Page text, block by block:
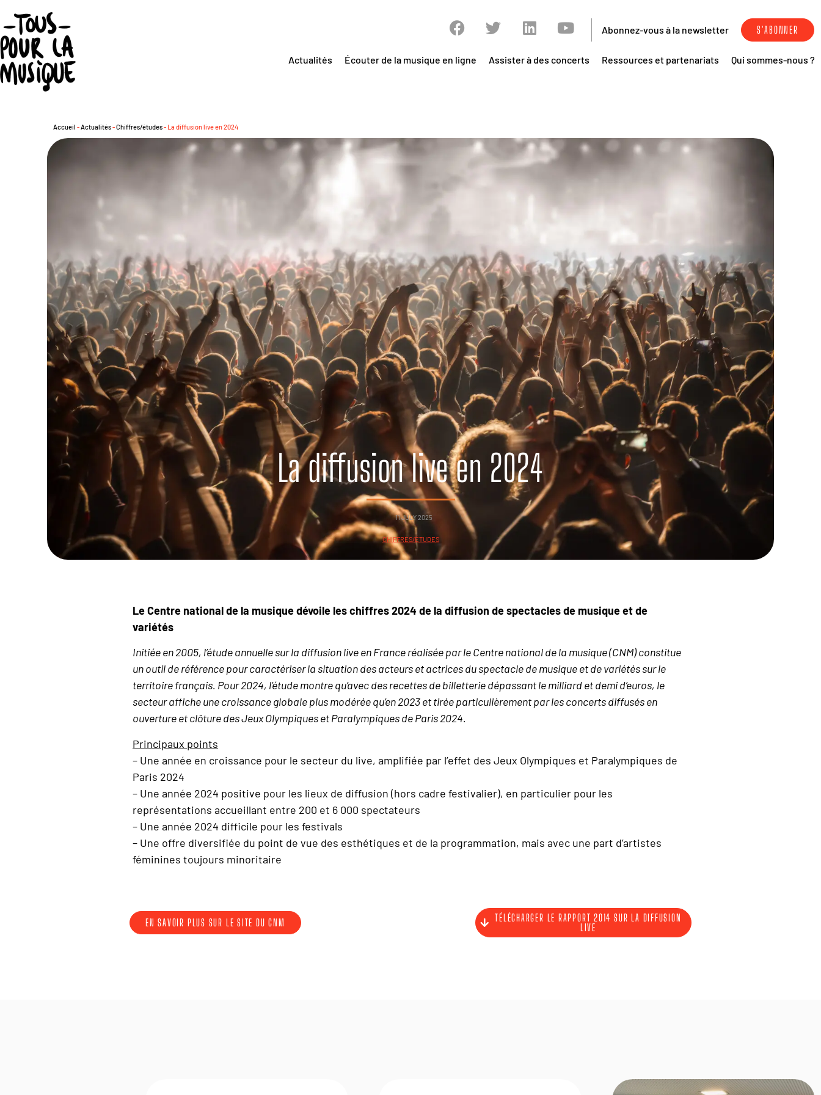
Abonnez-vous à la newsletter S'ABONNER
Actualités Écouter de la musique en ligne Assister à des concerts Ressources et partenariats Qui sommes-nous ?
Accueil -Actualités-Chiffres/études- La diffusion live en 2024
La diffusion live en 2024
11 JULY 2025
CHIFFRES/ÉTUDES
Le Centre national de la musique dévoile les chiffres 2024 de la diffusion de spectacles de musique et de
variétés
Initiée en 2005, l’étude annuelle sur la diffusion live en France réalisée par le Centre national de la musique (CNM) constitue
un outil de référence pour caractériser la situation des acteurs et actrices du spectacle de musique et de variétés sur le
territoire français. Pour 2024, l’étude montre qu’avec des recettes de billetterie dépassant le milliard et demi d’euros, le
secteur affiche une croissance globale plus modérée qu’en 2023 et tirée particulièrement par les concerts diffusés en
ouverture et clôture des Jeux Olympiques et Paralympiques de Paris 2024.
Principaux points
– Une année en croissance pour le secteur du live, amplifiée par l’effet des Jeux Olympiques et Paralympiques de
Paris 2024
– Une année 2024 positive pour les lieux de diffusion (hors cadre festivalier), en particulier pour les
représentations accueillant entre 200 et 6 000 spectateurs
– Une année 2024 difficile pour les festivals
– Une offre diversifiée du point de vue des esthétiques et de la programmation, mais avec une part d’artistes
féminines toujours minoritaire
EN SAVOIR PLUS SUR LE SITE DU CNM
TÉLÉCHARGER LE RAPPORT 2014 SUR LA DIFFUSION
LIVE